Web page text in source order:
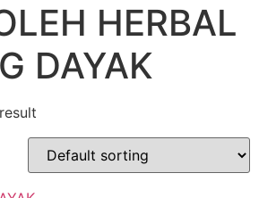
HERBAL
DAYAK